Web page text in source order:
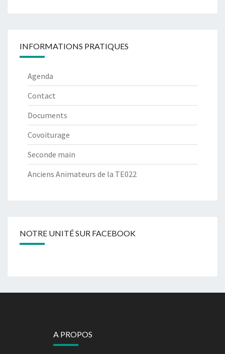
INFORMATIONS PRATIQUES
Agenda
Contact
Documents
Covoiturage
Seconde main
Anciens Animateurs de la TE022
NOTRE UNITÉ SUR FACEBOOK
A PROPOS